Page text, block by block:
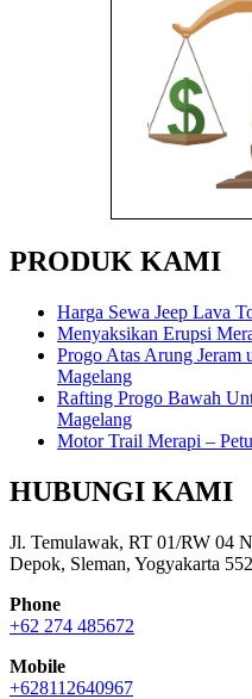
PRODUK KAMI
Harga Sewa Jeep Lava
Menyaksikan Erupsi
Progo Atas Arung Jeram
Magelang
Rafting Progo Bawah
Magelang
Motor Trail Merapi –
HUBUNGI KAMI
Jl. Temulawak, RT 01/RW 04
Depok, Sleman, Yogyakarta
Phone
+62 274 485672
Mobile
+628112640967